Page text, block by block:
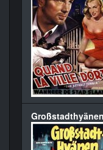
Großstadthyänen